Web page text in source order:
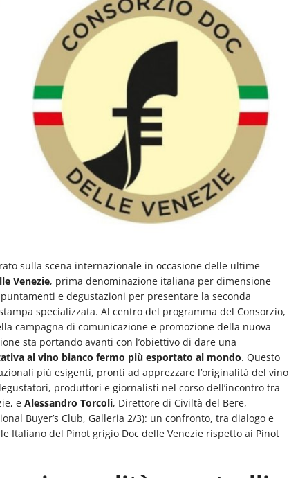
sulla scena internazionale in occasione delle ultime
Venezie, prima denominazione italiana per dimensione
e degustazioni per presentare la seconda
specializzata. Al centro del programma del Consorzio,
campagna di comunicazione e promozione della nuova
sta portando avanti con l’obiettivo di dare una
al vino bianco fermo più esportato al mondo. Questo
più esigenti, pronti ad apprezzare l’originalità del vino
produttori e giornalisti nel corso dell’incontro tra
e Alessandro Torcoli, Direttore di Civiltà del Bere,
Buyer’s Club, Galleria 2/3): un confronto, tra dialogo e
Italiano del Pinot grigio Doc delle Venezie rispetto ai Pinot